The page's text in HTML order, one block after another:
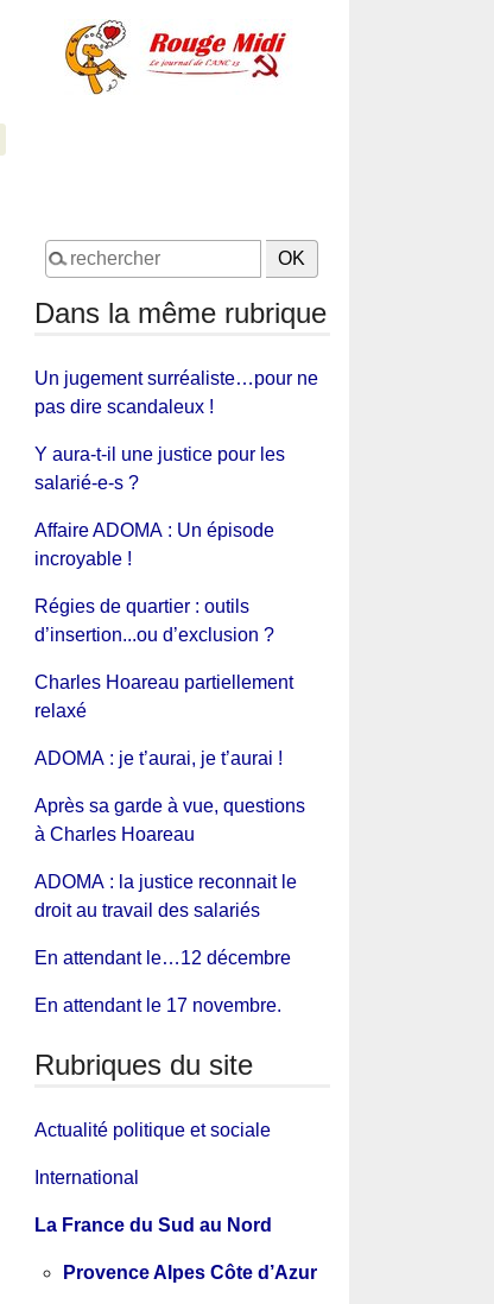
Dans la même rubrique
Un jugement surréaliste…pour ne
pas dire scandaleux !
Y aura-t-il une justice pour les
salarié-e-s ?
Affaire ADOMA : Un épisode
incroyable !
Régies de quartier : outils
d’insertion...ou d’exclusion ?
Charles Hoareau partiellement
relaxé
ADOMA : je t’aurai, je t’aurai !
Après sa garde à vue, questions
à Charles Hoareau
ADOMA : la justice reconnait le
droit au travail des salariés
En attendant le…12 décembre
En attendant le 17 novembre.
Rubriques du site
Actualité politique et sociale
International
La France du Sud au Nord
Provence Alpes Côte d’Azur